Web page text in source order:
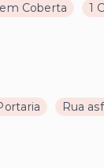
Coberta 1
Rua